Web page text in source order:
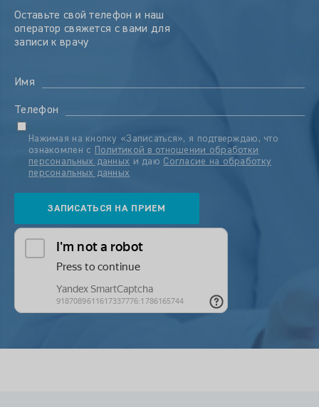
Оставьте свой телефон и наш
оператор свяжется с вами для
записи к врачу
Имя
Телефон
Нажимая на кнопку «Записаться», я подтверждаю, что
ознакомлен с Политикой в отношении обработки
персональных данных и даю Согласие на обработку
персональных данных